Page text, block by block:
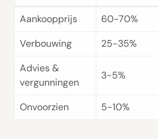
Aankoopprijs 60-70%
Verbouwing
25-35%
Advies &
vergunningen
3-5%
Onvoorzien 5-10%